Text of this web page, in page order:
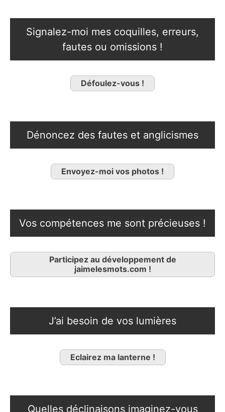
Signalez-moi mes coquilles, erreurs,
fautes ou omissions !
Défoulez-vous !
Dénoncez des fautes et anglicismes
Envoyez-moi vos photos !
Vos compétences me sont précieuses !
Participez au développement de
jaimelesmots.com !
J’ai besoin de vos lumières
Eclairez ma lanterne !
Quelles déclinaisons imaginez-vous